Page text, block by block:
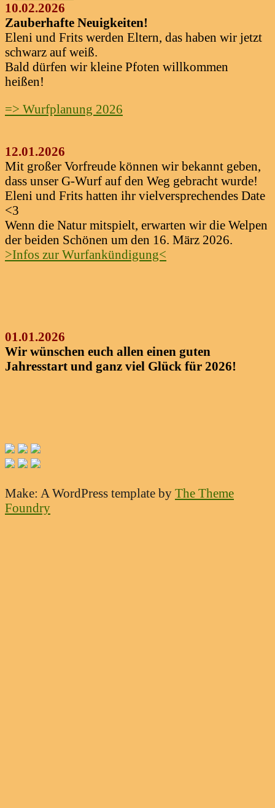
10.02.2026
Zauberhafte Neuigkeiten!
Eleni und Frits werden Eltern, das haben wir jetzt
schwarz auf weiß.
Bald dürfen wir kleine Pfoten willkommen
heißen!
=> Wurfplanung 2026
12.01.2026
Mit großer Vorfreude können wir bekannt geben,
dass unser G-Wurf auf den Weg gebracht wurde!
Eleni und Frits hatten ihr vielversprechendes Date
<3
Wenn die Natur mitspielt, erwarten wir die Welpen
der beiden Schönen um den 16. März 2026.
>Infos zur Wurfankündigung<
01.01.2026
Wir wünschen euch allen einen guten
Jahresstart und ganz viel Glück für 2026!
Make: A WordPress template by The Theme
Foundry